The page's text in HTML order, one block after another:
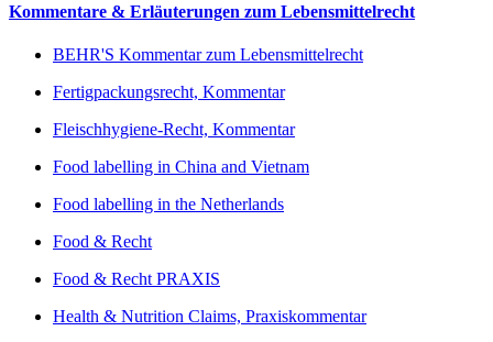
Kommentare & Erläuterungen zum Lebensmittelrecht
BEHR'S Kommentar zum Lebensmittelrecht
Fertigpackungsrecht, Kommentar
Fleischhygiene-Recht, Kommentar
Food labelling in China and Vietnam
Food labelling in the Netherlands
Food & Recht
Food & Recht PRAXIS
Health & Nutrition Claims, Praxiskommentar